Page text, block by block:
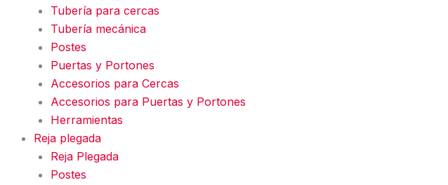
Tubería para cercas
Tubería mecánica
Postes
Puertas y Portones
Accesorios para Cercas
Accesorios para Puertas y Portones
Herramientas
Reja plegada
Reja Plegada
Postes